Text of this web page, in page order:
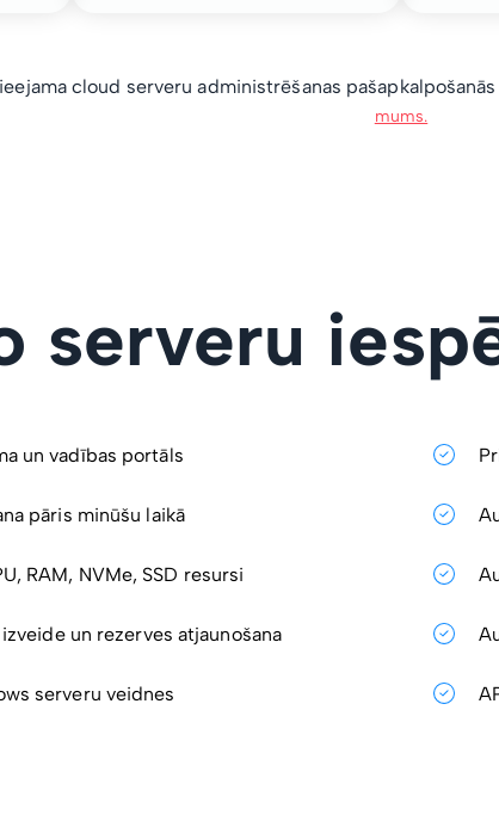
cloud serveru administrēšanas
mums.
serveru
un vadības portāls
pāris minūšu laikā
RAM, NVMe, SSD resursi
un rezerves atjaunošana
serveru veidnes